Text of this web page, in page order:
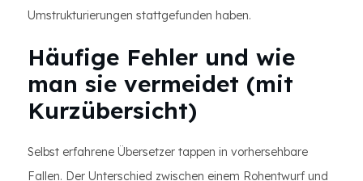
Umstrukturierungen stattgefunden haben.
Häufige Fehler und wie
man sie vermeidet (mit
Kurzübersicht)
Selbst erfahrene Übersetzer tappen in vorhersehbare
Fallen. Der Unterschied zwischen einem Rohentwurf und